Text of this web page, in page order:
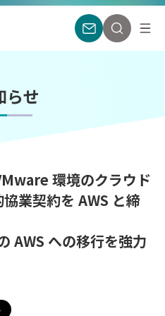
らせ
環境のクラウド
業契約を AWS と締
AWS への移行を強力